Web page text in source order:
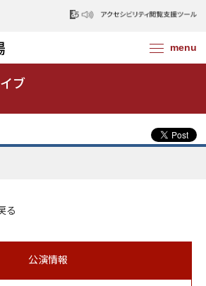
ブ
る
公演情報